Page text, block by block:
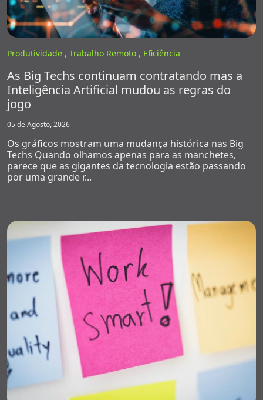
Produtividade , Trabalho Remoto , Eficiência
As Big Techs continuam contratando mas a
Inteligência Artificial mudou as regras do
jogo
05 de Agosto, 2026
Os gráficos mostram uma mudança histórica nas Big
Techs Quando olhamos apenas para as manchetes,
parece que as gigantes da tecnologia estão passando
por uma grande r...